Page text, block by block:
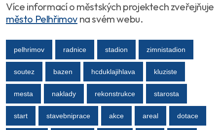
Více informací o městských projektech zveřejňuje
město Pelhřimov na svém webu.
pelhrimov radnice stadion zimnistadion
soutez bazen hcduklajihlava kluziste
mesta naklady rekonstrukce starosta
start stavebniprace akce areal dotace